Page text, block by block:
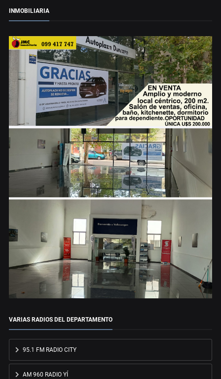
INMOBILIARIA
VARIAS RADIOS DEL DEPARTAMENTO
95.1 FM RADIO CITY
AM 960 RADIO YÍ